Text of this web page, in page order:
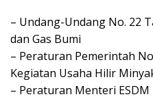
– Undang-Undang No. 22
dan Gas Bumi
– Peraturan Pemerintah
Kegiatan Usaha Hilir
– Peraturan Menteri